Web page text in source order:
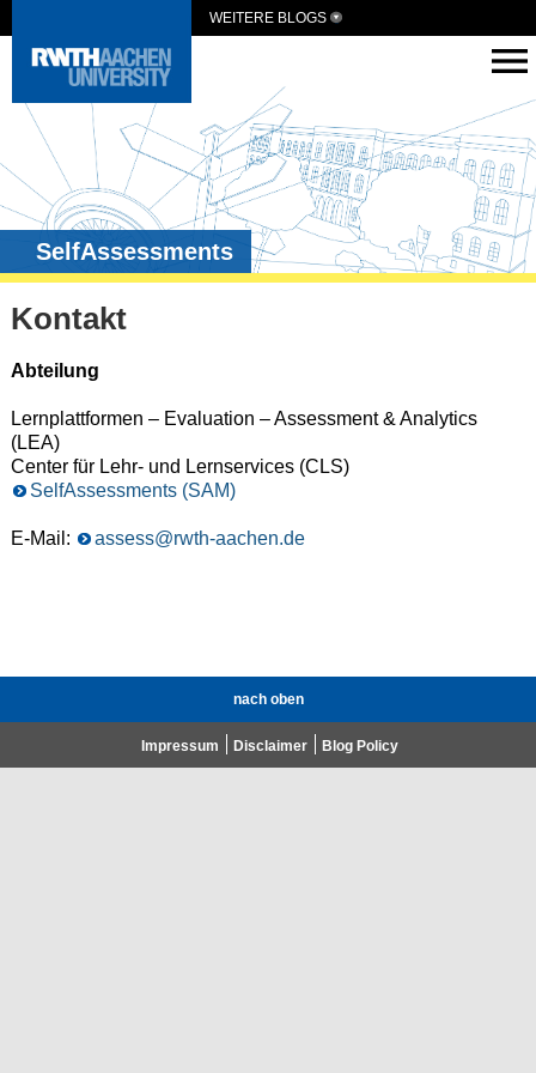
WEITERE BLOGS
SelfAssessments
Kontakt
Abteilung
Lernplattformen – Evaluation – Assessment & Analytics
(LEA)
Center für Lehr- und Lernservices (CLS)
SelfAssessments (SAM)
E-Mail: assess@rwth-aachen.de
nach oben
Impressum Disclaimer Blog Policy